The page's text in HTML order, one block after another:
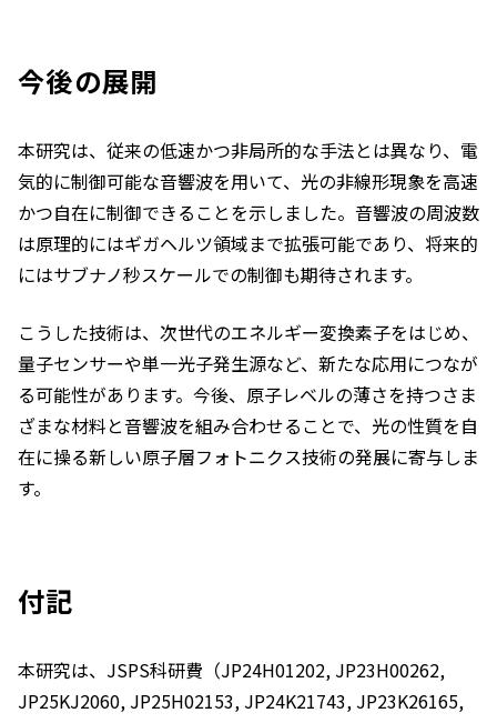
今後の展開
本研究は、従来の低速かつ非局所的な手法とは異なり、電
気的に制御可能な音響波を用いて、光の非線形現象を高速
かつ自在に制御できることを示しました。音響波の周波数
は原理的にはギガヘルツ領域まで拡張可能であり、将来的
にはサブナノ秒スケールでの制御も期待されます。
こうした技術は、次世代のエネルギー変換素子をはじめ、
量子センサーや単一光子発生源など、新たな応用につなが
る可能性があります。今後、原子レベルの薄さを持つさま
ざまな材料と音響波を組み合わせることで、光の性質を自
在に操る新しい原子層フォトニクス技術の発展に寄与しま
す。
付記
本研究は、JSPS科研費（JP24H01202, JP23H00262,
JP25KJ2060, JP25H02153, JP24K21743, JP23K26165,